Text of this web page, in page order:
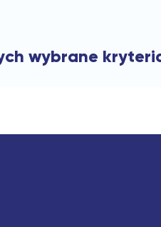
wybrane